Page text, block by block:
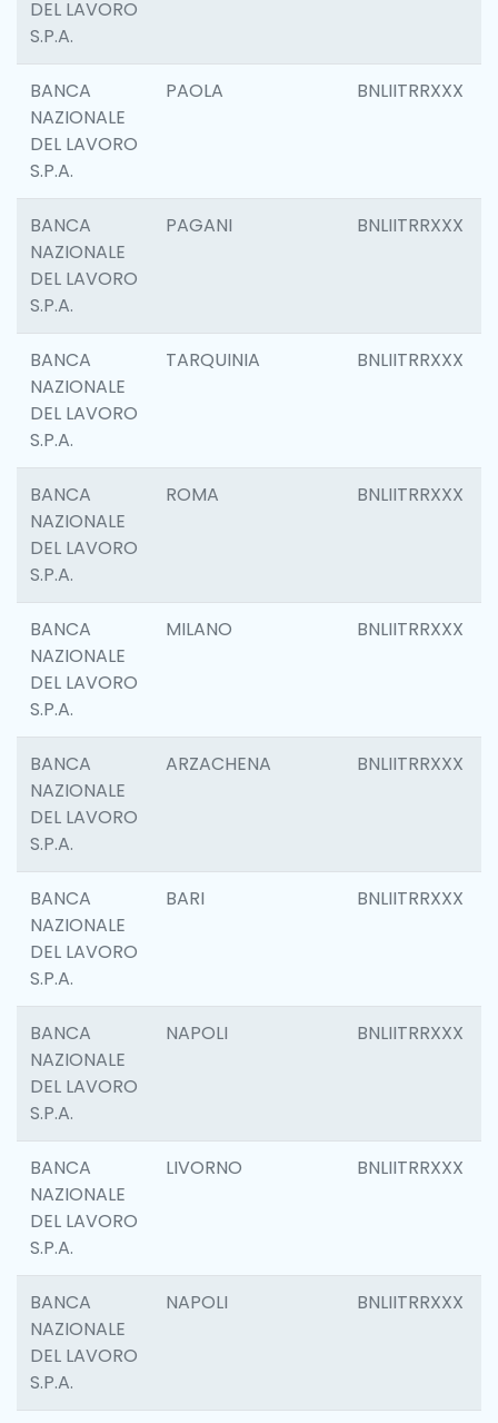
DEL LAVORO
S.P.A.
BANCA
NAZIONALE
DEL LAVORO
S.P.A.
PAOLA BNLIITRRXXX
BANCA
NAZIONALE
DEL LAVORO
S.P.A.
PAGANI BNLIITRRXXX
BANCA
NAZIONALE
DEL LAVORO
S.P.A.
TARQUINIA BNLIITRRXXX
BANCA
NAZIONALE
DEL LAVORO
S.P.A.
ROMA BNLIITRRXXX
BANCA
NAZIONALE
DEL LAVORO
S.P.A.
MILANO BNLIITRRXXX
BANCA
NAZIONALE
DEL LAVORO
S.P.A.
ARZACHENA BNLIITRRXXX
BANCA
NAZIONALE
DEL LAVORO
S.P.A.
BARI BNLIITRRXXX
BANCA
NAZIONALE
DEL LAVORO
S.P.A.
NAPOLI BNLIITRRXXX
BANCA
NAZIONALE
DEL LAVORO
S.P.A.
LIVORNO BNLIITRRXXX
BANCA
NAZIONALE
DEL LAVORO
S.P.A.
NAPOLI BNLIITRRXXX